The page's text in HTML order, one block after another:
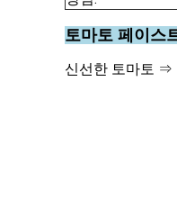
토마토 페이스
신선한 토마토